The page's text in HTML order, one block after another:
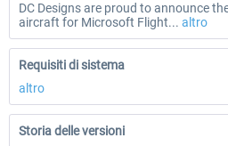
DC Designs are proud to announce
aircraft for Microsoft Flight... altro
Requisiti di sistema
altro
Storia delle versioni